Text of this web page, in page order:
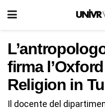
firma
Religion in
Il docente del